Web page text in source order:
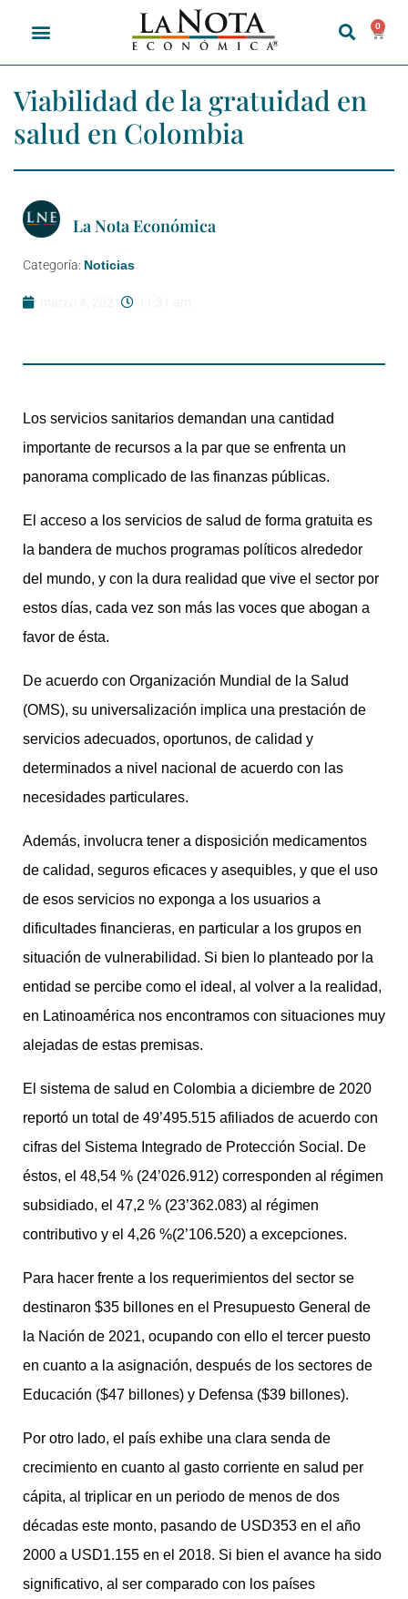
0
Viabilidad de la gratuidad en
salud en Colombia
La Nota Económica
Categoría: Noticias
Los servicios sanitarios demandan una cantidad
importante de recursos a la par que se enfrenta un
panorama complicado de las finanzas públicas.
El acceso a los servicios de salud de forma gratuita es
la bandera de muchos programas políticos alrededor
del mundo, y con la dura realidad que vive el sector por
estos días, cada vez son más las voces que abogan a
favor de ésta.
De acuerdo con Organización Mundial de la Salud
(OMS), su universalización implica una prestación de
servicios adecuados, oportunos, de calidad y
determinados a nivel nacional de acuerdo con las
necesidades particulares.
Además, involucra tener a disposición medicamentos
de calidad, seguros eficaces y asequibles, y que el uso
de esos servicios no exponga a los usuarios a
dificultades financieras, en particular a los grupos en
situación de vulnerabilidad. Si bien lo planteado por la
entidad se percibe como el ideal, al volver a la realidad,
en Latinoamérica nos encontramos con situaciones muy
alejadas de estas premisas.
El sistema de salud en Colombia a diciembre de 2020
reportó un total de 49’495.515 afiliados de acuerdo con
cifras del Sistema Integrado de Protección Social. De
éstos, el 48,54 % (24’026.912) corresponden al régimen
subsidiado, el 47,2 % (23’362.083) al régimen
contributivo y el 4,26 %(2’106.520) a excepciones.
Para hacer frente a los requerimientos del sector se
destinaron $35 billones en el Presupuesto General de
la Nación de 2021, ocupando con ello el tercer puesto
en cuanto a la asignación, después de los sectores de
Educación ($47 billones) y Defensa ($39 billones).
Por otro lado, el país exhibe una clara senda de
crecimiento en cuanto al gasto corriente en salud per
cápita, al triplicar en un periodo de menos de dos
décadas este monto, pasando de USD353 en el año
2000 a USD1.155 en el 2018. Si bien el avance ha sido
significativo, al ser comparado con los países